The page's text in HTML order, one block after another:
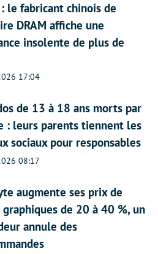
: le fabricant chinois de
DRAM affiche une
insolente de plus de
17:04
de 13 à 18 ans morts par
: leurs parents tiennent les
sociaux pour responsables
08:17
augmente ses prix de
de 20 à 40 %, un
annule des